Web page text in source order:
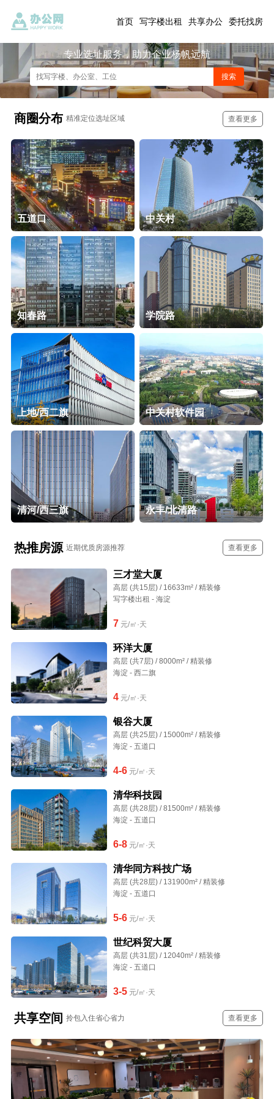
首页 写字楼出租 共享办公 委托找房
专业选址服务，助力企业杨帆远航
商圈分布 精准定位选址区域 查看更多
五道口 中关村
知春路 学院路
上地/西二旗 中关村软件园
清河/西三旗 永丰/北清路
热推房源 近期优质房源推荐 查看更多
三才堂大厦
高层 (共15层) / 16633m² / 精装修
写字楼出租 - 海淀
7 元/㎡·天
环洋大厦
高层 (共7层) / 8000m² / 精装修
海淀 - 西二旗
4元/㎡·天
银谷大厦
高层 (共25层) / 15000m² / 精装修
海淀 - 五道口
4-6元/㎡·天
清华科技园
高层 (共28层) / 81500m² / 精装修
海淀 - 五道口
6-8元/㎡·天
清华同方科技广场
高层 (共28层) / 131900m² / 精装修
海淀 - 五道口
5-6元/㎡·天
世纪科贸大厦
高层 (共31层) / 12040m² / 精装修
海淀 - 五道口
3-5元/㎡·天
共享空间 拎包入住省心省力 查看更多